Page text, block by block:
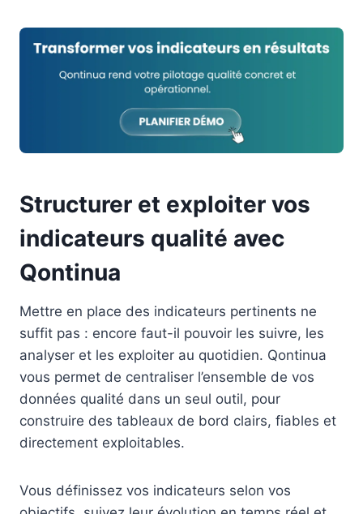
Structurer et exploiter vos
indicateurs qualité avec
Qontinua
Mettre en place des indicateurs pertinents ne
suffit pas : encore faut-il pouvoir les suivre, les
analyser et les exploiter au quotidien. Qontinua
vous permet de centraliser l’ensemble de vos
données qualité dans un seul outil, pour
construire des tableaux de bord clairs, fiables et
directement exploitables.
Vous définissez vos indicateurs selon vos